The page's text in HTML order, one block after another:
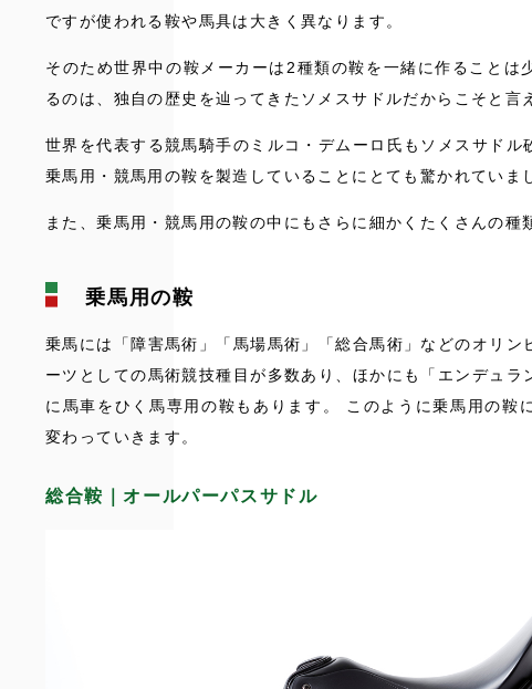
ですが使われる鞍や馬具は大きく異なります。
そのため世界中の鞍メーカーは2種類の鞍を一緒に作ることは
るのは、独自の歴史を辿ってきたソメスサドルだからこそと言
世界を代表する競馬騎手のミルコ・デムーロ氏もソメスサドル
乗馬用・競馬用の鞍を製造していることにとても驚かれていま
また、乗馬用・競馬用の鞍の中にもさらに細かくたくさんの種
乗馬用の鞍
乗馬には「障害馬術」「馬場馬術」「総合馬術」などのオリン
ーツとしての馬術競技種目が多数あり、ほかにも「エンデュラ
に馬車をひく馬専用の鞍もあります。 このように乗馬用の鞍
変わっていきます。
総合鞍｜オールパーパスサドル